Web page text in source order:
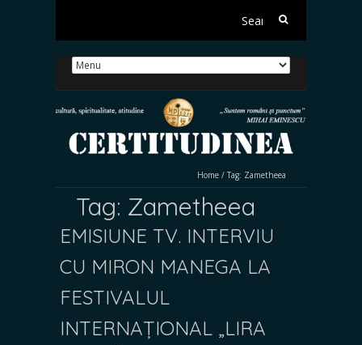
Search
Home / Tag: Zametheea
Tag: Zametheea
EMISIUNE TV. INTERVIU
CU MIRON MANEGA LA
FESTIVALUL
INTERNAȚIONAL „LIRA